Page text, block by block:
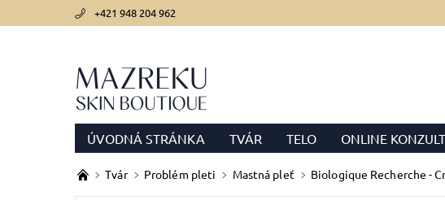
+421 948 204 962
ÚVODNÁ STRÁNKA TVÁR TELO ONLINE
PODMIENKY OCHRANY OSOBNÝCH ÚDAJOV
Tvár Problém pleti Mastná pleť Biologique Recherche -